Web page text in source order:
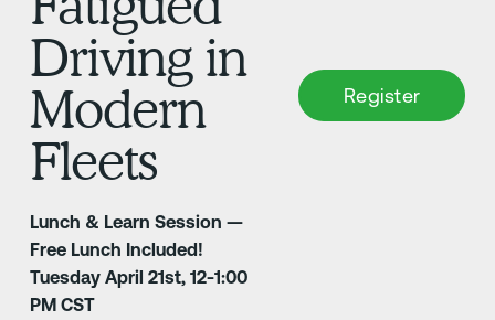
Driving in
Modern
Fleets
Lunch & Learn Session —
Free Lunch Included!
Tuesday April 21st, 12-1:00
PM CST